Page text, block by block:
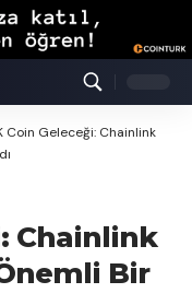
Coin Geleceği: Chainlink
Chainlink
Bir